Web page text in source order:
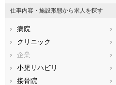
石川県
福井県
静岡県
滋賀県
兵庫県
鳥取県
広島県
仕事内容・施設形態から求人を探す
病院
クリニック
企業
小児リハビリ
接骨院